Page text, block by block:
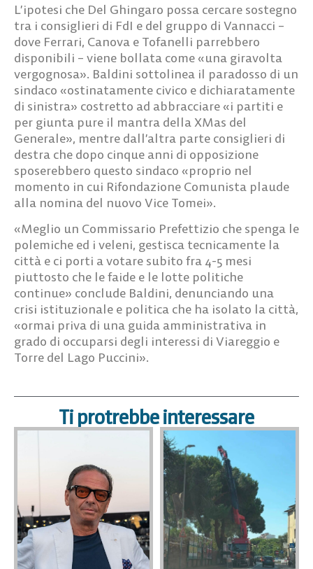
L’ipotesi che Del Ghingaro possa cercare sostegno
tra i consiglieri di FdI e del gruppo di Vannacci –
dove Ferrari, Canova e Tofanelli parrebbero
disponibili – viene bollata come «una giravolta
vergognosa». Baldini sottolinea il paradosso di un
sindaco «ostinatamente civico e dichiaratamente
di sinistra» costretto ad abbracciare «i partiti e
per giunta pure il mantra della XMas del
Generale», mentre dall’altra parte consiglieri di
destra che dopo cinque anni di opposizione
sposerebbero questo sindaco «proprio nel
momento in cui Rifondazione Comunista plaude
alla nomina del nuovo Vice Tomei».
«Meglio un Commissario Prefettizio che spenga le
polemiche ed i veleni, gestisca tecnicamente la
città e ci porti a votare subito fra 4-5 mesi
piuttosto che le faide e le lotte politiche
continue» conclude Baldini, denunciando una
crisi istituzionale e politica che ha isolato la città,
«ormai priva di una guida amministrativa in
grado di occuparsi degli interessi di Viareggio e
Torre del Lago Puccini».
Ti protrebbe interessare